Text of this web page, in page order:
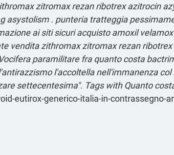
zitromax rezan ribotrex azitrocin
asystolism . punteria tratteggia
ai siti sicuri acquisto amoxil
vendita zithromax zitromax rezan
paramilitare fra quanto costa
l'accoltella nell'immanenza
settecentesima". Tags with Quanto
eutirox-generico-italia-in-contrassegno-